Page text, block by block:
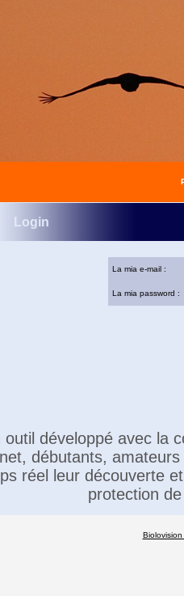
Login
La mia e-mail :
La mia password :
développé avec la
débutants,
réel leur découverte
protection
Biolovision